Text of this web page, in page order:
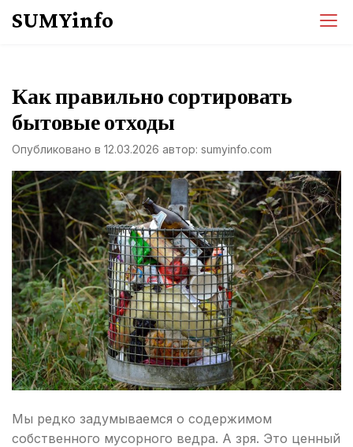
SUMYinfo
Как правильно сортировать
бытовые отходы
Опубликовано в 12.03.2026 автор: sumyinfo.com
Мы редко задумываемся о содержимом
собственного мусорного ведра. А зря. Это ценный